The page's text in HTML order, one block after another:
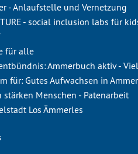
- Anlaufstelle und Vernetzung
- social inclusion labs für
für alle
Ammerbuch aktiv -
für: Gutes Aufwachsen in
stärken Menschen - Patenarbeit
Los Ämmerles